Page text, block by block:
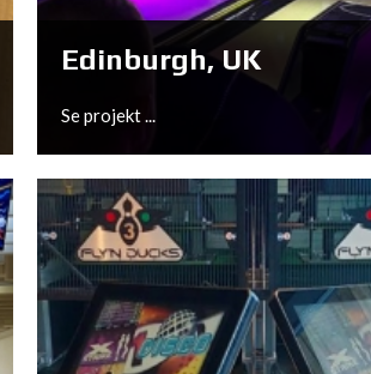
Edinburgh, UK
Se projekt ...